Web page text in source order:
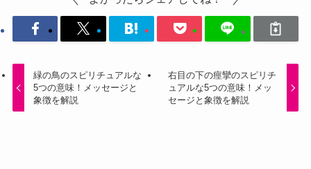
緑の鳥のスピリチュアルな
5つの意味！メッセージと
象徴を解説
右目の下の痙攣のスピリチ
ュアルな5つの意味！メッ
セージと象徴を解説